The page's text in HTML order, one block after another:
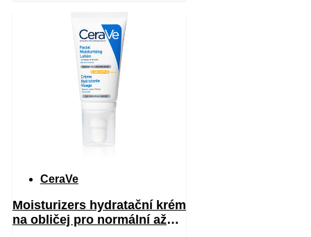
CeraVe
Moisturizers hydratační krém
na obličej pro normální až